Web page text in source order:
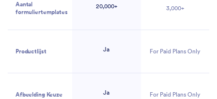
Aantal
formuliertemplates
20,000+ 3,000+
Productlijst Ja For Paid Plans Only
Afbeelding Keuze Ja For Paid Plans Only